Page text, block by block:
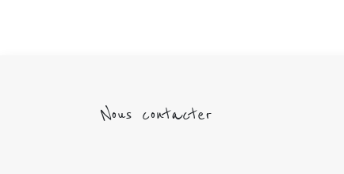
Nous contacter